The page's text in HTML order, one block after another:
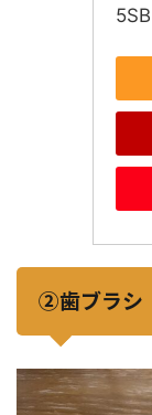
5SB
②歯ブラシ